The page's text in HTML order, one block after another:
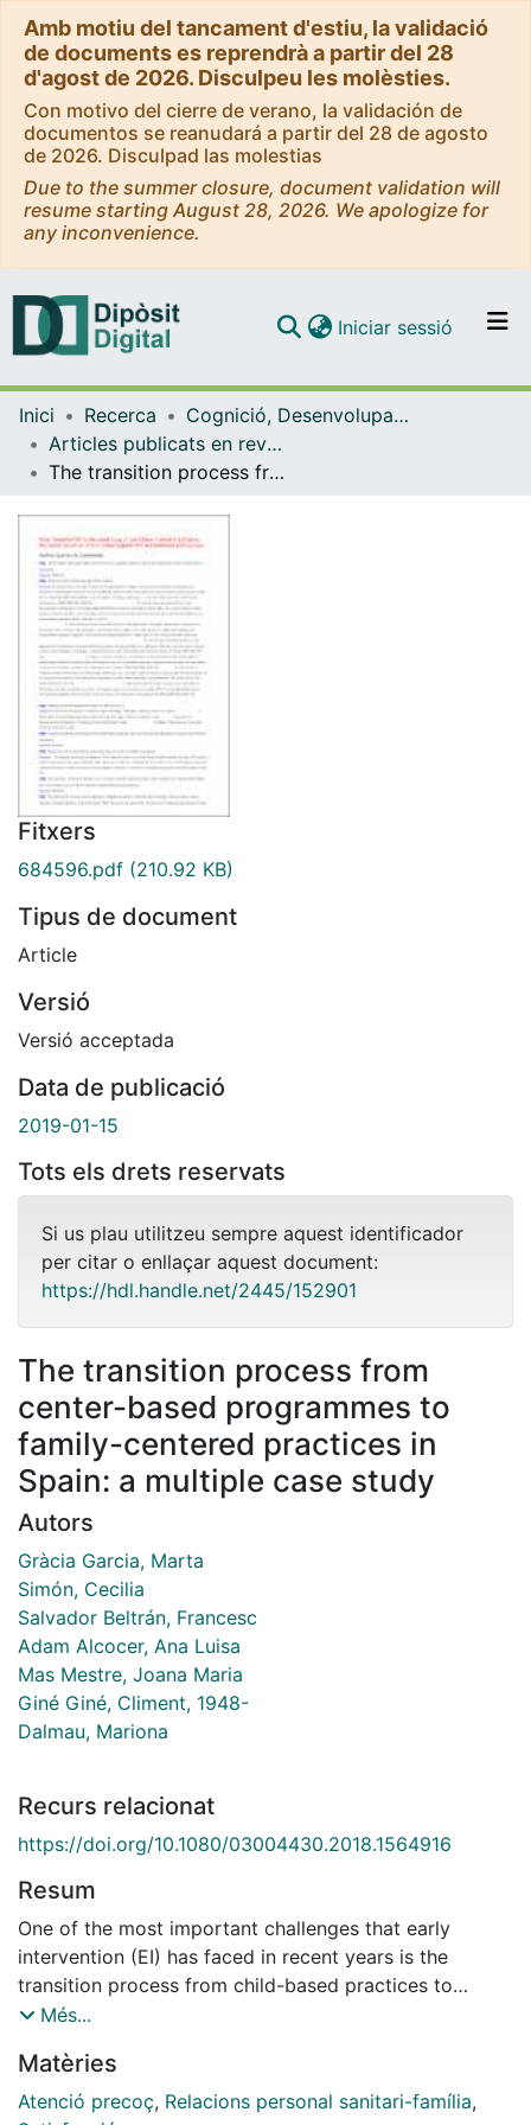
Amb motiu del tancament d'estiu, la validació
de documents es reprendrà a partir del 28
d'agost de 2026. Disculpeu les molèsties.
Con motivo del cierre de verano, la validación de
documentos se reanudará a partir del 28 de agosto
de 2026. Disculpad las molestias
Due to the summer closure, document validation will
resume starting August 28, 2026. We apologize for
any inconvenience.
Navega per tot el DD
Com publicar
Iniciar sessió (current)
Inici Recerca
Cognició, Desenvolupament i Psicologia de l'Educació
Articles publicats en revistes (Cognició, Desenvolupament i Psicologia de l'Educació)
The transition process from center-based programmes to family-centered practices in Spain: a multiple case study
Fitxers
684596.pdf (210.92 KB)
Tipus de document
Article
Versió
Versió acceptada
Data de publicació
2019-01-15
Tots els drets reservats
Si us plau utilitzeu sempre aquest identificador
per citar o enllaçar aquest document:
https://hdl.handle.net/2445/152901
The transition process from
center-based programmes to
family-centered practices in
Spain: a multiple case study
Autors
Gràcia Garcia, Marta
Simón, Cecilia
Salvador Beltrán, Francesc
Adam Alcocer, Ana Luisa
Mas Mestre, Joana Maria
Giné Giné, Climent, 1948-
Dalmau, Mariona
Recurs relacionat
https://doi.org/10.1080/03004430.2018.1564916
Resum
One of the most important challenges that early
intervention (EI) has faced in recent years is the
transition process from child-based practices to
familycentered programmes. This study's main
identified by the staff in their professional knowledge
and practices with families during the transition from a
Més...
Matèries
Atenció precoç, Relacions personal sanitari-família,